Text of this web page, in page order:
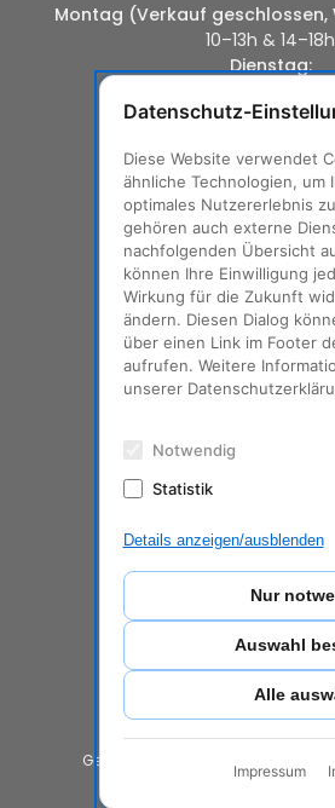
Montag (Verkauf
10–13h & 14–18h
Dienstag:
Mittwoch:
Donnerstag:
10–13h & 14–18h
Freitag:
10-13h & 14-19h
Samstag:
10–14h
LINKS
Impressum &
NEWSLETTER
Aktionen, News &
Anmelden
Archiv
© 2024
Gesellschaft zur Förderung der
Datenschutz-
Diese Website verwendet
ähnliche Technologien, um
optimales Nutzererlebnis
gehören auch externe
nachfolgenden Übersicht
können Ihre Einwilligung
Wirkung für die Zukunft
ändern. Diesen Dialog
über einen Link im Footer
aufrufen. Weitere
unserer
Notwendig
Statistik
Details anzeigen/ausblenden
Nur
Auswahl
Alle
Impressum